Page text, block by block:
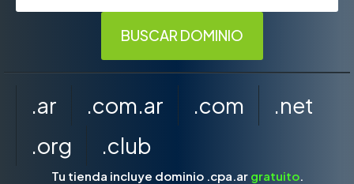
.ar .com.ar .com
.net
.org
.club
Tu tienda incluye dominio .cpa.ar gratuito.